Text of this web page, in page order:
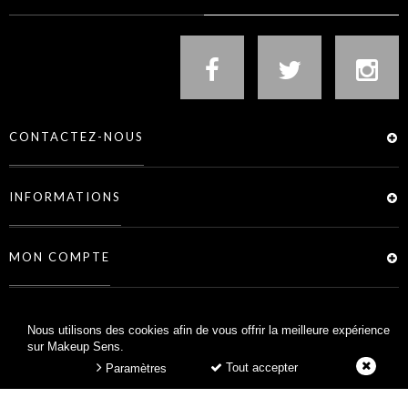
Nous utilisons des cookies afin de vous offrir la meilleure expérience
sur Makeup Sens.
Tout accepter
Paramètres
CONTACTEZ-NOUS
INFORMATIONS
MON COMPTE